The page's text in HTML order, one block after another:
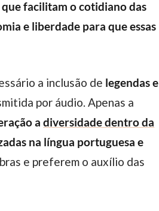
que facilitam o cotidiano das
e liberdade para que essas
a inclusão de legendas e
por áudio. Apenas a
adiversidade dentro da
na língua portuguesa e
e preferem o auxílio das